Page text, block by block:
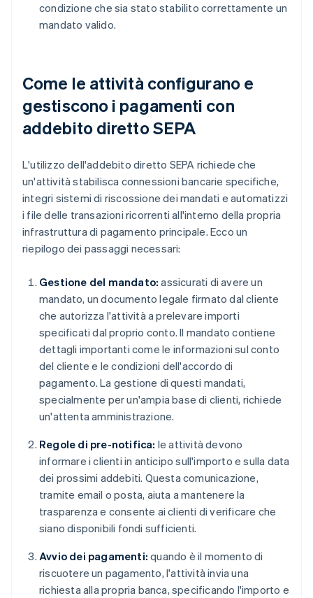
condizione che sia stato stabilito correttamente un
mandato valido.
Come le attività configurano e
gestiscono i pagamenti con
addebito diretto SEPA
L'utilizzo dell'addebito diretto SEPA richiede che
un'attività stabilisca connessioni bancarie specifiche,
integri sistemi di riscossione dei mandati e automatizzi
i file delle transazioni ricorrenti all'interno della propria
infrastruttura di pagamento principale. Ecco un
riepilogo dei passaggi necessari:
Gestione del mandato: assicurati di avere un
mandato, un documento legale firmato dal cliente
che autorizza l'attività a prelevare importi
specificati dal proprio conto. Il mandato contiene
dettagli importanti come le informazioni sul conto
del cliente e le condizioni dell'accordo di
pagamento. La gestione di questi mandati,
specialmente per un'ampia base di clienti, richiede
un'attenta amministrazione.
Regole di pre-notifica: le attività devono
informare i clienti in anticipo sull'importo e sulla data
dei prossimi addebiti. Questa comunicazione,
tramite email o posta, aiuta a mantenere la
trasparenza e consente ai clienti di verificare che
siano disponibili fondi sufficienti.
Avvio dei pagamenti: quando è il momento di
riscuotere un pagamento, l'attività invia una
richiesta alla propria banca, specificando l'importo e